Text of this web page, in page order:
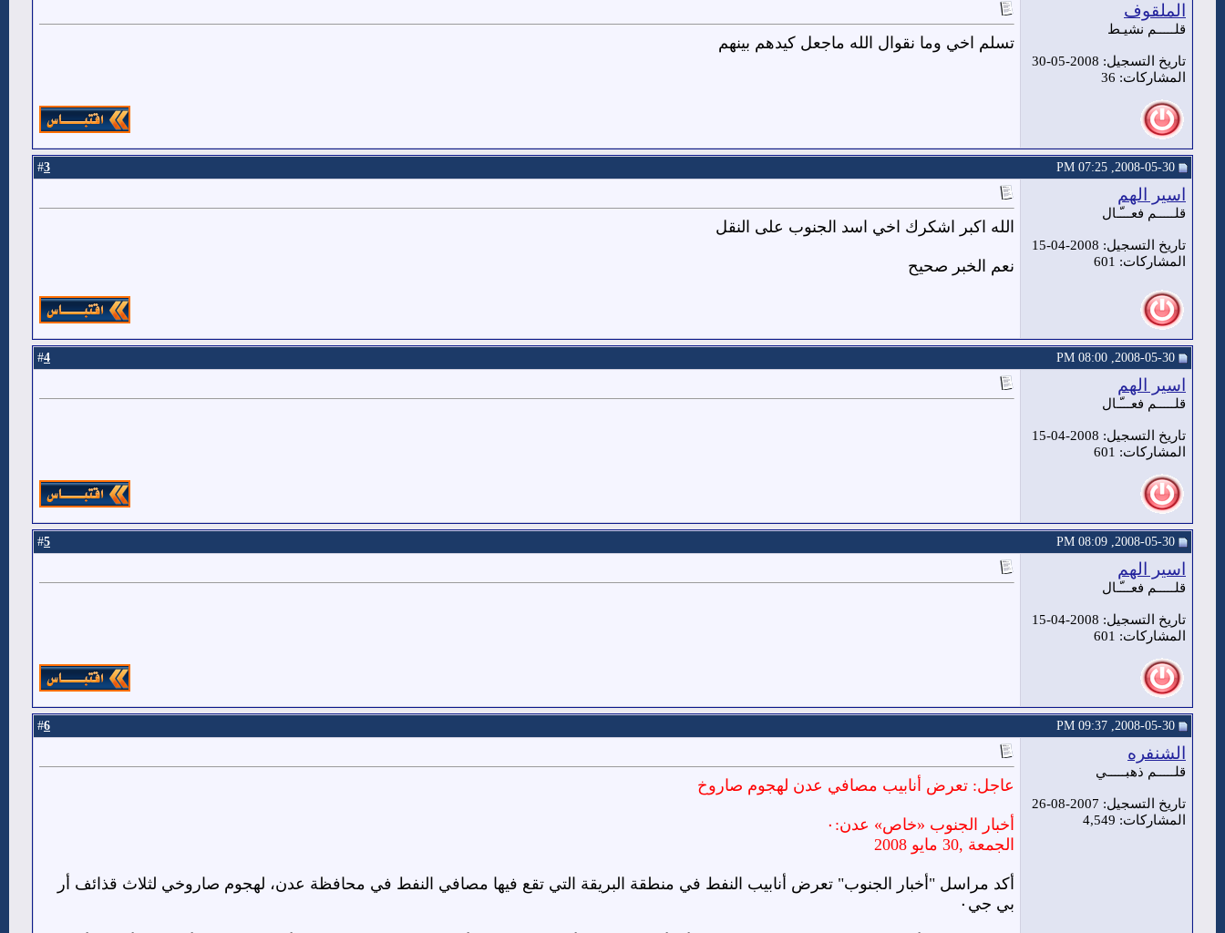
الملقوف
قلـــــم نشيـط
تاريخ التسجيل: 2008-05-30
المشاركات: 36
تسلم اخي وما نقوال الله ماجعل كيدهم بينهم
3
اسير الهم
قلـــــم فعـــّـال
تاريخ التسجيل: 2008-04-15
المشاركات: 601
الله اكبر اشكرك اخي اسد الجنوب على النقل
نعم الخبر صحيح
4
اسير الهم
قلـــــم فعـــّـال
تاريخ التسجيل: 2008-04-15
المشاركات: 601
5
اسير الهم
قلـــــم فعـــّـال
تاريخ التسجيل: 2008-04-15
المشاركات: 601
6
الشنفره
قلـــــم ذهبـــــي
تاريخ التسجيل: 2007-08-26
المشاركات: 4,549
عاجل: تعرض أنابيب مصافي عدن لهجوم صاروخ
أخبار الجنوب «خاص» عدن:٠
الجمعة ,30 مايو 2008
أكد مراسل "أخبار الجنوب" تعرض أنابيب النفط في منطقة البريقة التي تقع فيها مصافي النفط في محافظة عدن، لهجوم صاروخي لثلاث قذائف أر
بي جي٠